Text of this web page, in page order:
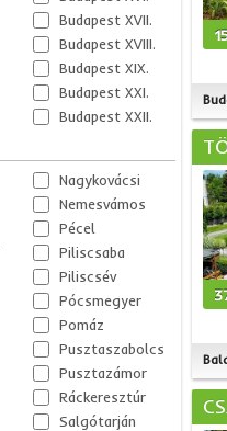
Budapest XVII.
Budapest XVIII.
Budapest XIX.
Budapest XXI.
Budapest XXII.
Nagykovácsi
Nemesvámos
Pécel
Piliscsaba
Piliscsév
Pócsmegyer
Pomáz
Pusztaszabolcs
Pusztazámor
Ráckeresztúr
Salgótarján